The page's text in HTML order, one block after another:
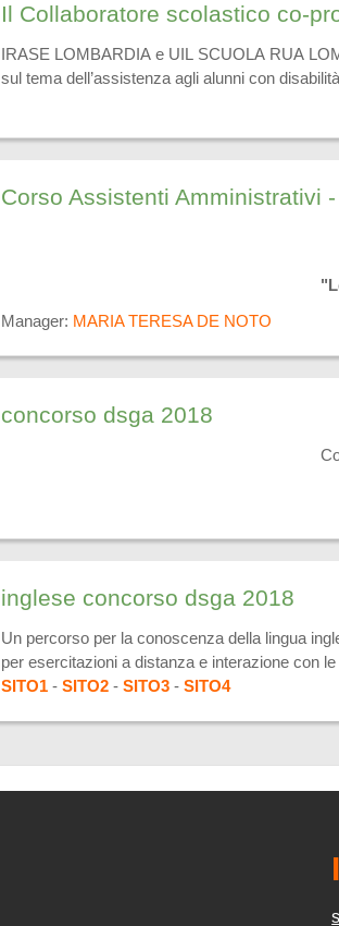
Il Collaboratore scolastico co-
IRASE LOMBARDIA e UIL SCUOLA RUA
sul tema dell’assistenza agli alunni con
Corso Assistenti Amministrativi
Manager: MARIA TERESA DE NOTO
concorso dsga 2018
inglese concorso dsga 2018
Un percorso per la conoscenza della lingua
per esercitazioni a distanza e interazione con
SITO1 - SITO2 - SITO3 - SITO4